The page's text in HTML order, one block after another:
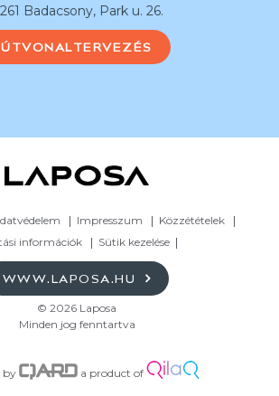
Badacsony, Park u. 26.
ÚTVONALTERVEZÉS
Impresszum
Közzétételek
információk
Sütik kezelése
WWW.LAPOSA.HU
© 2026 Laposa
Minden jog fenntartva
by a product of